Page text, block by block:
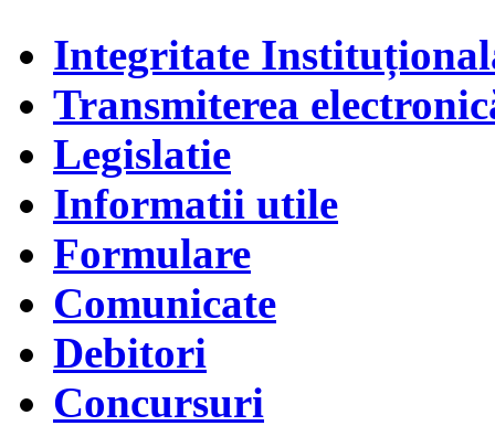
Integritate
Transmiterea
Legislatie
Informatii utile
Formulare
Comunicate
Debitori
Concursuri